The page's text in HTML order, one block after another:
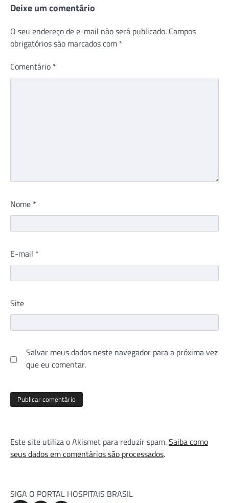
Deixe um comentário
O seu endereço de e-mail não será publicado. Campos
obrigatórios são marcados com *
Comentário *
Nome *
E-mail *
Site
Salvar meus dados neste navegador para a próxima vez
que eu comentar.
Este site utiliza o Akismet para reduzir spam.Saiba como
seus dados em comentários são processados.
SIGA O PORTAL HOSPITAIS BRASIL